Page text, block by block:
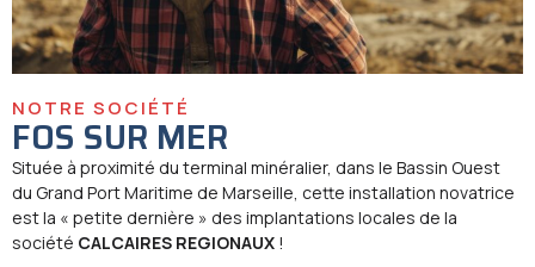
NOTRE SOCIÉTÉ
FOS SUR MER
Située à proximité du terminal minéralier, dans le Bassin Ouest
du Grand Port Maritime de Marseille, cette installation novatrice
est la « petite dernière » des implantations locales de la
société CALCAIRES REGIONAUX !